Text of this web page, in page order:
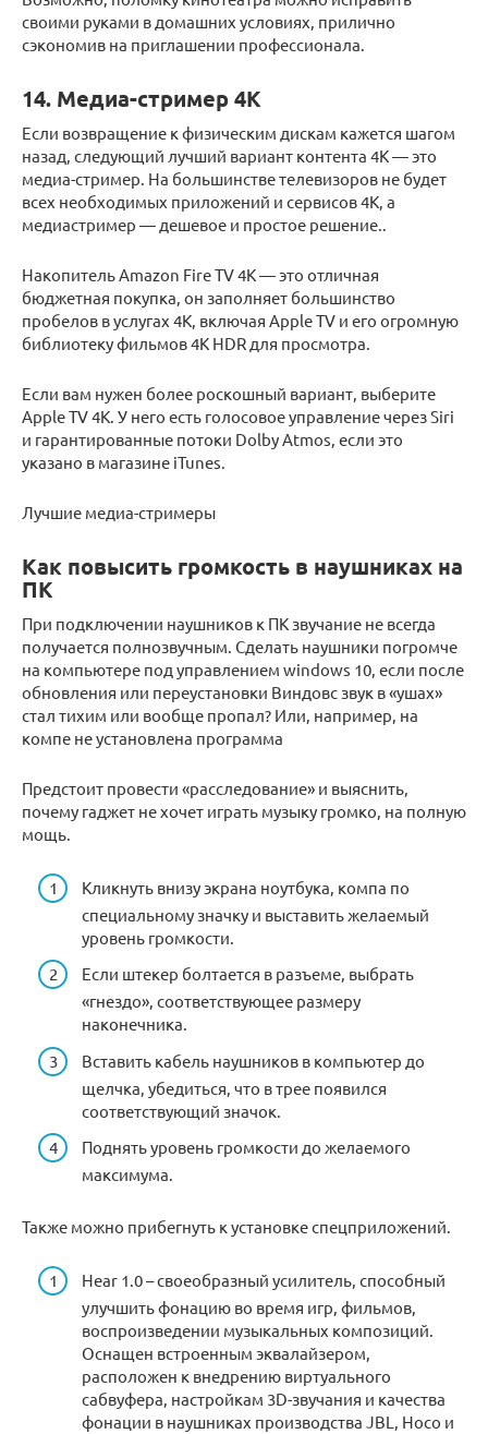
своими руками в домашних условиях, прилично
сэкономив на приглашении профессионала.
14. Медиа-стример 4K
Если возвращение к физическим дискам кажется шагом
назад, следующий лучший вариант контента 4K — это
медиа-стример. На большинстве телевизоров не будет
всех необходимых приложений и сервисов 4K, а
медиастример — дешевое и простое решение..
Накопитель Amazon Fire TV 4K — это отличная
бюджетная покупка, он заполняет большинство
пробелов в услугах 4K, включая Apple TV и его огромную
библиотеку фильмов 4K HDR для просмотра.
Если вам нужен более роскошный вариант, выберите
Apple TV 4K. У него есть голосовое управление через Siri
и гарантированные потоки Dolby Atmos, если это
указано в магазине iTunes.
Лучшие медиа-стримеры
Как повысить громкость в наушниках на
ПК
При подключении наушников к ПК звучание не всегда
получается полнозвучным. Сделать наушники погромче
на компьютере под управлением windows 10, если после
обновления или переустановки Виндовс звук в «ушах»
стал тихим или вообще пропал? Или, например, на
компе не установлена программа
Предстоит провести «расследование» и выяснить,
почему гаджет не хочет играть музыку громко, на полную
мощь.
Кликнуть внизу экрана ноутбука, компа по
специальному значку и выставить желаемый
уровень громкости.
Если штекер болтается в разъеме, выбрать
«гнездо», соответствующее размеру
наконечника.
Вставить кабель наушников в компьютер до
щелчка, убедиться, что в трее появился
соответствующий значок.
Поднять уровень громкости до желаемого
максимума.
Также можно прибегнуть к установке спецприложений.
Hear 1.0 – своеобразный усилитель, способный
улучшить фонацию во время игр, фильмов,
воспроизведении музыкальных композиций.
Оснащен встроенным эквалайзером,
расположен к внедрению виртуального
сабвуфера, настройкам 3D-звучания и качества
фонации в наушниках производства JBL, Hoco и